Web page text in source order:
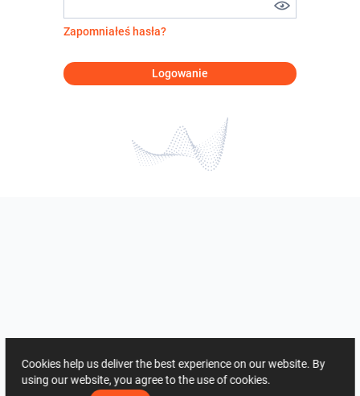
Zapomniałeś hasła?
Logowanie
Cookies help us deliver the best experience on our website. By
using our website, you agree to the use of cookies.